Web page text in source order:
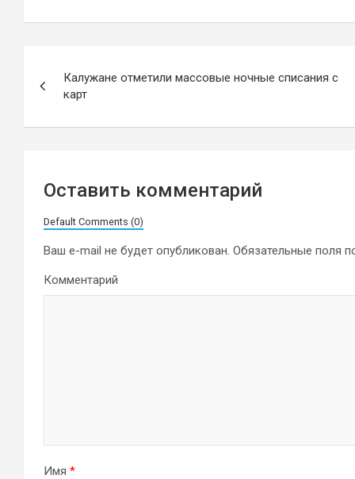
по
записям
Калужане отметили массовые ночные списания с
карт
Оставить комментарий
Default Comments (0)
Ваш e-mail не будет опубликован. Обязательные поля
Комментарий
Имя *